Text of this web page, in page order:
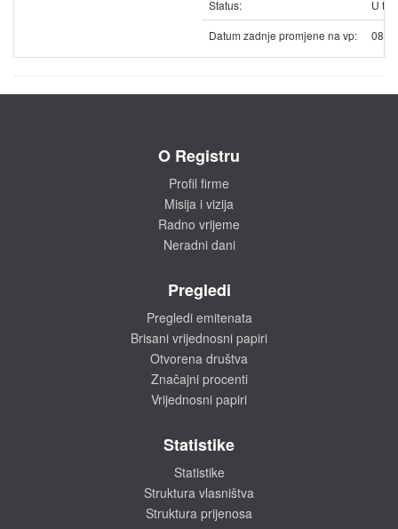
Status:
U
Datum zadnje promjene na vp:
O Registru
Profil firme
Misija i vizija
Radno vrijeme
Neradni dani
Pregledi
Pregledi emitenata
Brisani vrijednosni papiri
Otvorena društva
Značajni procenti
Vrijednosni papiri
Statistike
Statistike
Struktura vlasništva
Struktura prijenosa